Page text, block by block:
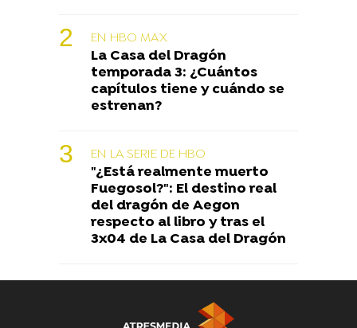
EN HBO MAX
La Casa del Dragón
temporada 3: ¿Cuántos
capítulos tiene y cuándo se
estrenan?
EN LA SERIE DE HBO
"¿Está realmente muerto
Fuegosol?": El destino real
del dragón de Aegon
respecto al libro y tras el
3x04 de La Casa del Dragón